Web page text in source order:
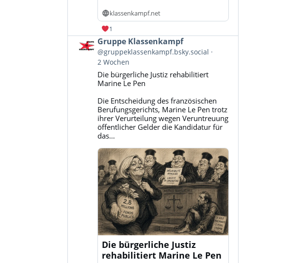
klassenkampf.net
1
Beitrag
von
Gruppe
Klassenkampf
Bluesky
ansehen
Gruppe Klassenkampf
@gruppeklassenkampf.bsky.social
2 Wochen
Die bürgerliche Justiz rehabilitiert
Marine Le Pen
Die Entscheidung des französischen
Berufungsgerichts, Marine Le Pen trotz
ihrer Verurteilung wegen Veruntreuung
öffentlicher Gelder die Kandidatur für
das...
Die bürgerliche Justiz
rehabilitiert Marine Le Pen